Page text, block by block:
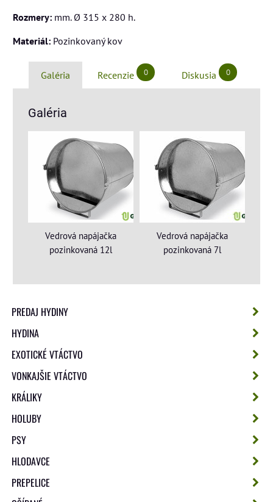
Rozmery: mm. Ø 315 x 280 h.
Materiál: Pozinkovaný kov
Galéria Recenzie 0 Diskusia 0
Galéria
Vedrová napájačka
pozinkovaná 12l
Vedrová napájačka
pozinkovaná 7l
PREDAJ HYDINY
HYDINA
EXOTICKÉ VTÁCTVO
VONKAJŠIE VTÁCTVO
KRÁLIKY
HOLUBY
PSY
HLODAVCE
PREPELICE